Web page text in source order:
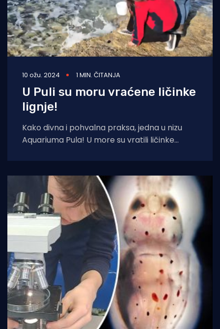
10 ožu. 2024 1 MIN. ČITANJA
U Puli su moru vraćene ličinke
lignje!
Kako divna i pohvalna praksa, jedna u nizu
Aquariuma Pula! U more su vratili ličinke